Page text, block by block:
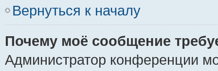
Вернуться к началу
Почему моё сообщение
Администратор конференции